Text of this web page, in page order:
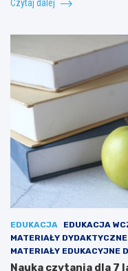
Czytaj dalej
EDUKACJA
EDUKACJA
MATERIAŁY DYDAKTYCZNE
MATERIAŁY EDUKACYJNE
Nauka czytania dla 7